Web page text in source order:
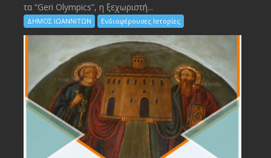
τα “Geri Olympics”, η ξεχωριστή...
ΔΗΜΟΣ ΙΩΑΝΝΙΤΩΝ Ενδιαφέρουσες Ιστορίες